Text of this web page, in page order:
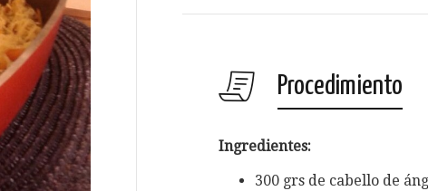
Procedimiento
Ingredientes:
300 grs de cabello de